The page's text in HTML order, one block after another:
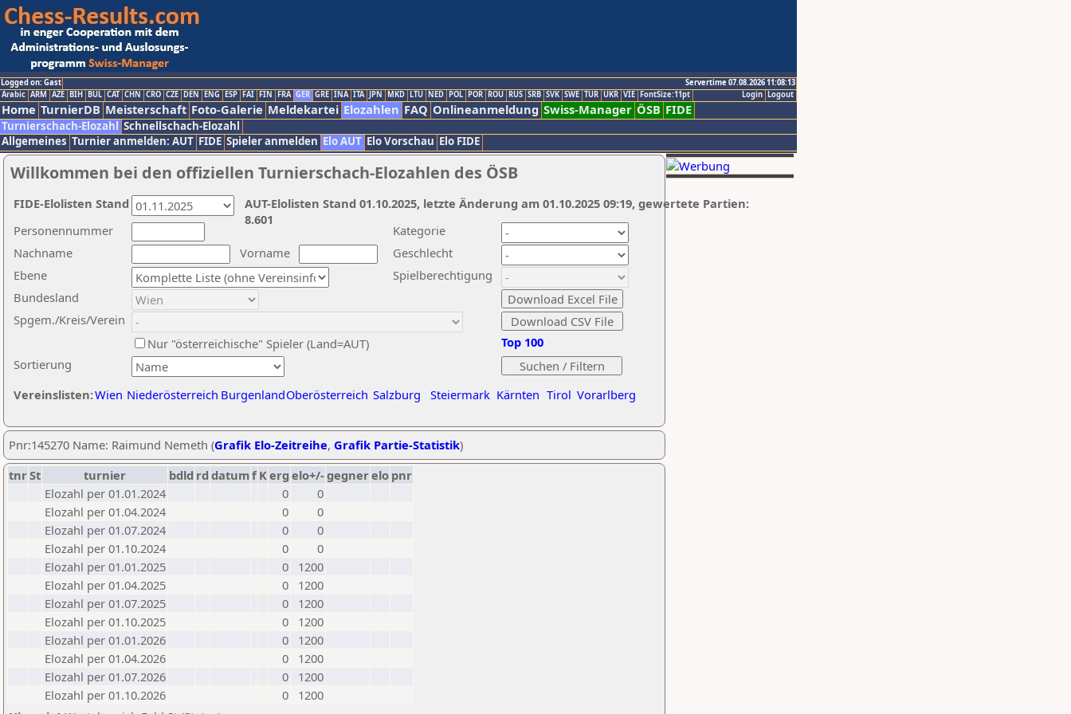
Logged on: Gast
Servertime 07.08.2026 11:08:13
Logout
Login
Arabic ARM AZE BIH BUL CAT CHN CRO CZE DEN ENG ESP FAI FIN FRA GER GRE INA ITA JPN MKD LTU NED POL POR ROU RUS SRB SVK SWE TUR UKR VIE FontSize:11pt
Home TurnierDB Meisterschaft Foto-Galerie Meldekartei Elozahlen FAQ Onlineanmeldung Swiss-Manager ÖSB FIDE
Turnierschach-Elozahl Schnellschach-Elozahl
Allgemeines Turnier anmelden: AUT FIDE Spieler anmelden Elo AUT Elo Vorschau Elo FIDE
Willkommen bei den offiziellen Turnierschach-Elozahlen des ÖSB
Nachname
Vorname
Ebene
Kategorie
Sortierung
Personennummer
Bundesland
Spgem./Kreis/Verein
Geschlecht
Nur "österreichische" Spieler (Land=AUT)
Spielberechtigung
Vereinslisten:Wien Niederösterreich BurgenlandOberösterreich Salzburg Steiermark Kärnten Tirol Vorarlberg
Top 100
AUT-Elolisten Stand 01.10.2025, letzte Änderung am 01.10.2025 09:19, gewertete Partien:
8.601
FIDE-Elolisten Stand
Pnr:145270 Name: Raimund Nemeth (Grafik Elo-Zeitreihe, Grafik Partie-Statistik)
tnrSt turnier bdld rd datumf Kerg elo+/-gegnerelo pnr
Elozahl per 01.01.2024
0
0
Elozahl per 01.04.2024
0
0
Elozahl per 01.07.2024
0
0
Elozahl per 01.10.2024
0
0
Elozahl per 01.01.2025
0
1200
Elozahl per 01.04.2025
0
1200
Elozahl per 01.07.2025
0
1200
Elozahl per 01.10.2025
0
1200
Elozahl per 01.01.2026
0
1200
Elozahl per 01.04.2026
0
1200
Elozahl per 01.07.2026
0
1200
Elozahl per 01.10.2026
0
1200